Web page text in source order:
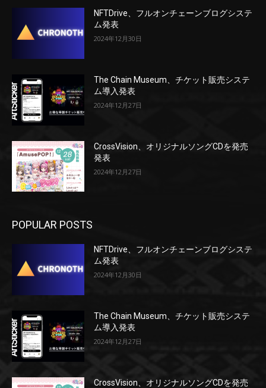
NFTDrive、フルオンチェーンブログシステ
ム発表
2024年12月30日
The Chain Museum、チケット販売システ
ム導入発表
2024年12月27日
CrossVision、オリジナルソングCDを発売
発表
2024年12月27日
POPULAR POSTS
NFTDrive、フルオンチェーンブログシステ
ム発表
2024年12月30日
The Chain Museum、チケット販売システ
ム導入発表
2024年12月27日
CrossVision、オリジナルソングCDを発売